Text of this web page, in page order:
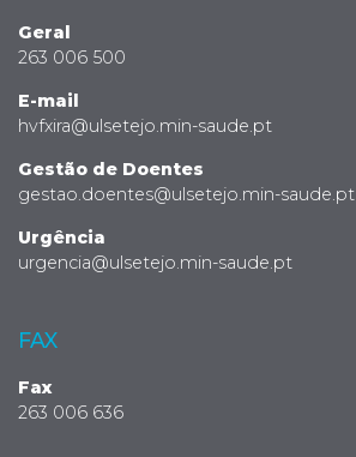
Geral
263 006 500
E-mail
hvfxira@ulsetejo.min-saude.pt
Gestão de Doentes
gestao.doentes@ulsetejo.min-saude.pt
Urgência
urgencia@ulsetejo.min-saude.pt
FAX
Fax
263 006 636